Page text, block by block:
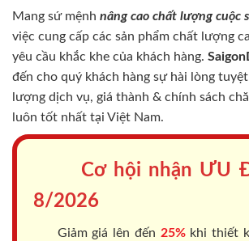
Mang sứ mệnh nâng cao chất lượng cuộc
việc cung cấp các sản phẩm chất lượng
yêu cầu khắc khe của khách hàng.
đến cho quý khách hàng sự hài lòng
lượng dịch vụ, giá thành & chính sách
luôn tốt nhất tại Việt Nam.
Cơ hội nhận ƯU
8/2026
Giảm giá lên đến 25%khi thiết